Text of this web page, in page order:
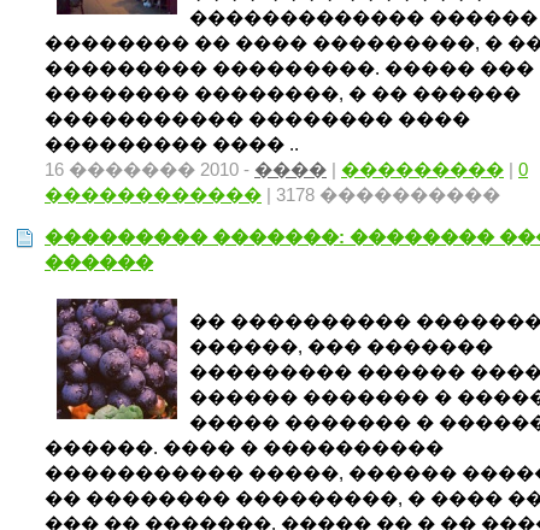
������������� ������
�������� �� ���� ���������, �
��������� ���������. ����� ���
�������� ��������, � �� ������
����������� �������� ����
��������� ���� ..
16 ������� 2010 - ���� | ��������� | 0
������������ | 3178 ����������
��������� �������: ��������
������
�� ����������
������, ��� �������
��������� ������
������ ������� �
����� ������� �
������. ���� � ����������
����������� �����, ������
�� �������� ���������, � ����
��� �� �������, ����� �� � ��